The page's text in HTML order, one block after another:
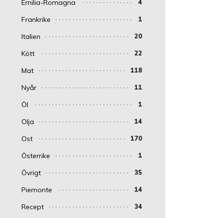
Emilia-Romagna 4
Frankrike 1
Italien 20
Kött 22
Mat 118
Nyår 11
Öl 1
Olja 14
Ost 170
Österrike 1
Övrigt 35
Piemonte 14
Recept 34